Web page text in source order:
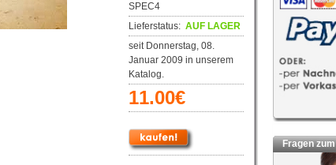
SPEC4
Lieferstatus: AUF LAGER
seit Donnerstag, 08.
Januar 2009 in unserem
Katalog.
11.00€
Fragen zum